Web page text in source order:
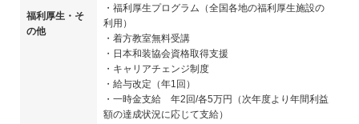
福利厚生・そ
の他
・福利厚生プログラム（全国各地の福利厚生施設の
利用）
・着方教室無料受講
・日本和装協会資格取得支援
・キャリアチェンジ制度
・給与改定（年1回）
・一時金支給 年2回/各5万円（次年度より年間利益
額の達成状況に応じて支給）